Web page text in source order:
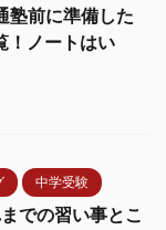
塾前に準備した
！ノートはい
中学受験
での習い事とこ